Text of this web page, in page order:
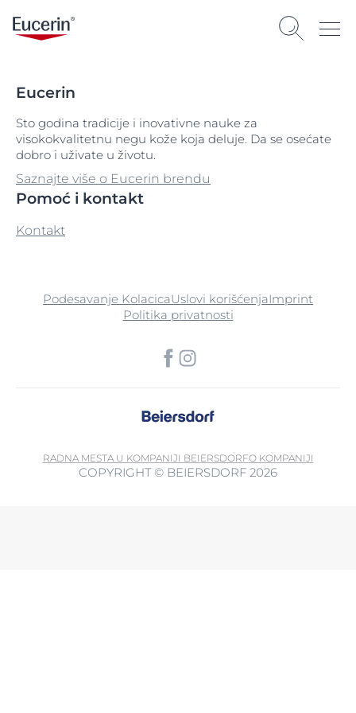
Eucerin
Sto godina tradicije i inovativne nauke za
visokokvalitetnu negu kože koja deluje. Da se osećate
dobro i uživate u životu.
Saznajte više o Eucerin brendu
Pomoć i kontakt
Kontakt
Podesavanje KolacicaUslovi korišćenjaImprint
Politika privatnosti
RADNA MESTA U KOMPANIJI BEIERSDORFO KOMPANIJI
COPYRIGHT © BEIERSDORF 2026